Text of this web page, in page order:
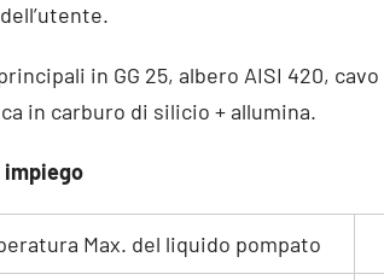
in GG 25, albero AISI 420,
in carburo di silicio + allumina.
Max. del liquido pompato